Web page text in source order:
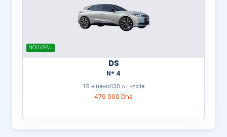
NOUVEAU
DS
N° 4
1.5 BlueHDi130 AT Étoile
479 000 Dhs